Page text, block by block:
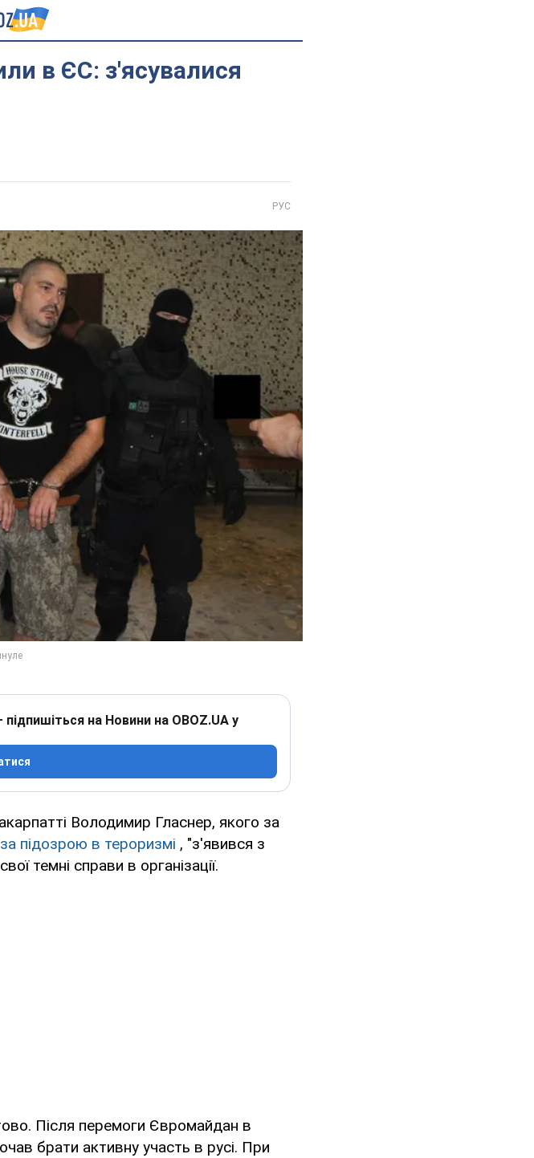
в ЄС: з'ясувалися
РУС
на Новини на OBOZ.UA у
Володимир Гласнер, якого за
підозрою в тероризмі , "з'явився з
темні справи в організації.
Після перемоги Євромайдан в
брати активну участь в русі. При